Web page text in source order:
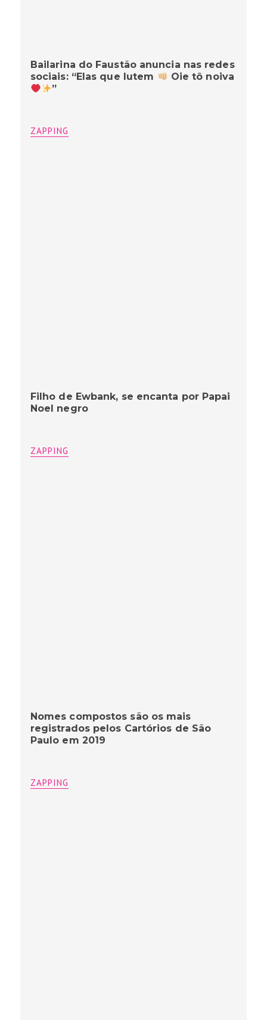
Bailarina do Faustão anuncia nas redes
sociais: “Elas que lutem
Oie tô noiva
”
ZAPPING
Filho de Ewbank, se encanta por Papai
Noel negro
ZAPPING
Nomes compostos são os mais
registrados pelos Cartórios de São
Paulo em 2019
ZAPPING